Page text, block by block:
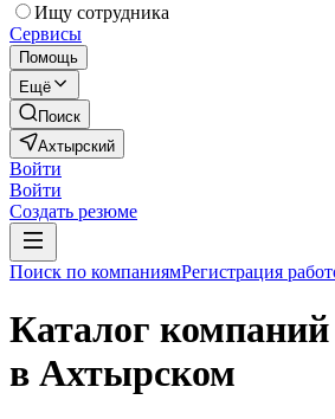
Ищу сотрудника
Сервисы
Помощь
Ещё
Поиск
Ахтырский
Войти
Войти
Создать резюме
Поиск по компаниямРегистрация
Каталог
в Ахтырском